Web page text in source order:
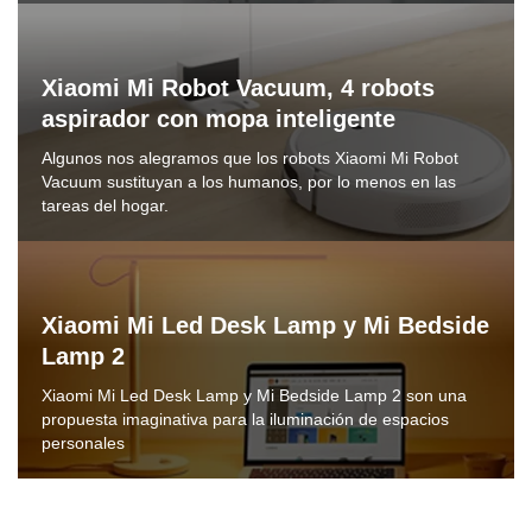
Xiaomi Mi Robot Vacuum, 4 robots
aspirador con mopa inteligente
Algunos nos alegramos que los robots Xiaomi Mi Robot
Vacuum sustituyan a los humanos, por lo menos en las
tareas del hogar.
Xiaomi Mi Led Desk Lamp y Mi Bedside
Lamp 2
Xiaomi Mi Led Desk Lamp y Mi Bedside Lamp 2 son una
propuesta imaginativa para la iluminación de espacios
personales